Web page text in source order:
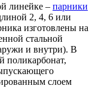
линейке – парники
2, 4, 6 или
изготовлены на
стальной
и внутри). В
поликарбонат,
слоем